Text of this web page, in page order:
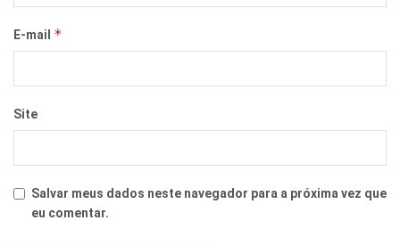
E-mail *
Site
Salvar meus dados neste navegador para a próxima vez que
eu comentar.